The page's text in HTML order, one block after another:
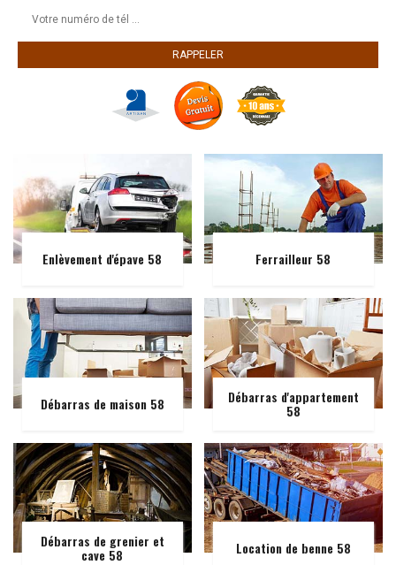
Enlèvement d'épave 58 Ferrailleur 58
Débarras de maison 58 Débarras d'appartement
58
Débarras de grenier et
cave 58 Location de benne 58